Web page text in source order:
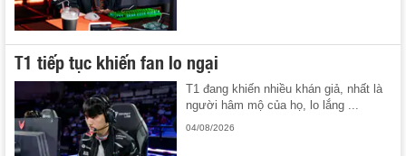
T1 tiếp tục khiến fan lo ngại
T1 đang khiến nhiều khán giả, nhất là
người hâm mộ của họ, lo lắng ...
04/08/2026